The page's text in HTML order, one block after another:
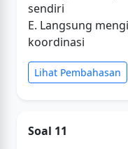
sendiri
E. Langsung
koordinasi
Lihat Pembahasan
Soal 11